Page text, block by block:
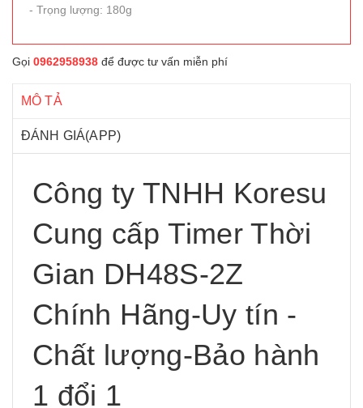
- Trọng lượng: 180g
Gọi 0962958938 để được tư vấn miễn phí
MÔ TẢ
ĐÁNH GIÁ(APP)
Công ty TNHH Koresu
Cung cấp Timer Thời
Gian DH48S-2Z
Chính Hãng-Uy tín -
Chất lượng-Bảo hành
1 đổi 1